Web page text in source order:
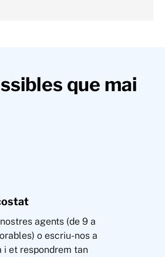
que mai
agents (de 9 a
o escriu-nos a
i et respondrem tan